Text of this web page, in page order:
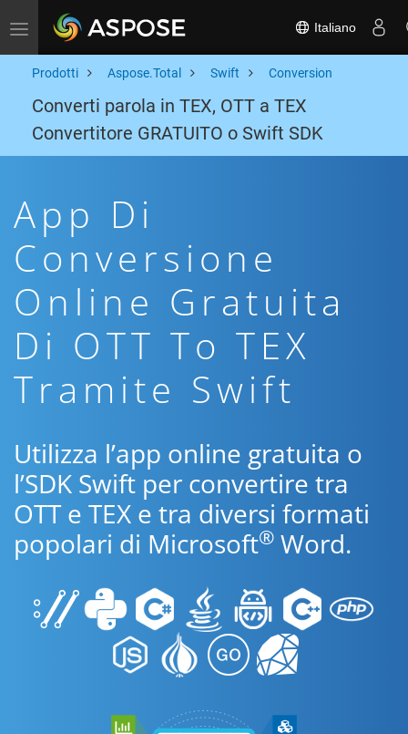
Toggle navigation Italiano
Prodotti Aspose.Total Swift Conversion
Converti parola in TEX, OTT a TEX
Convertitore GRATUITO o Swift SDK
App Di
Conversione
Online Gratuita
Di OTT To TEX
Tramite Swift
Utilizza l’app online gratuita o
l’SDK Swift per convertire tra
OTT e TEX e tra diversi formati
popolari di Microsoft® Word.